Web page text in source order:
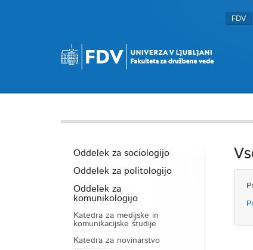
FDV
Oddelek za sociologijo
Oddelek za politologijo
Oddelek za
komunikologijo
Katedra za medijske in
komunikacijske študije
Katedra za novinarstvo